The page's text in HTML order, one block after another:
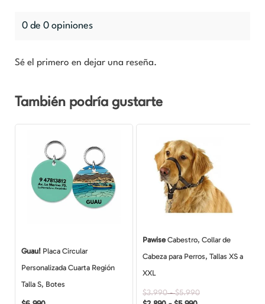
0 de 0 opiniones
Sé el primero en dejar una reseña.
También podría gustarte
Guau! Placa Circular
Personalizada Cuarta Región
Talla S, Botes
PawiseCabestro, Collar de
Cabeza para Perros, Tallas XS a
XXL
$3.990 - $5.990
precios:
desde
$3.990
hasta
$5.990
precios:
desde
$2.890
hasta
$5.990
producto
tiene
múltiples
variantes.
Las
en